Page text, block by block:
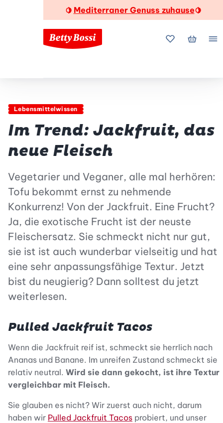
🍋 Mediterraner Genuss zuhause🍋
MeineMein
Lebensmittelwissen
Im Trend: Jackfruit, das
neue Fleisch
Vegetarier und Veganer, alle mal herhören:
Tofu bekommt ernst zu nehmende
Konkurrenz! Von der Jackfruit. Eine Frucht?
Ja, die exotische Frucht ist der neuste
Fleischersatz. Sie schmeckt nicht nur gut,
sie ist ist auch wunderbar vielseitig und hat
eine sehr anpassungsfähige Textur. Jetzt
bist du neugierig? Dann solltest du jetzt
weiterlesen.
Pulled Jackfruit Tacos
Wenn die Jackfruit reif ist, schmeckt sie herrlich nach
Ananas und Banane. Im unreifen Zustand schmeckt sie
relativ neutral. Wird sie dann gekocht, ist ihre Textur
vergleichbar mit Fleisch.
Sie glauben es nicht? Wir zuerst auch nicht, darum
haben wir Pulled Jackfruit Tacos probiert, und unser